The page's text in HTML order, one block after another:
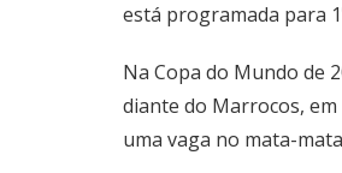
está programada para
Na Copa do Mundo de
diante do Marrocos,
uma vaga no mata-